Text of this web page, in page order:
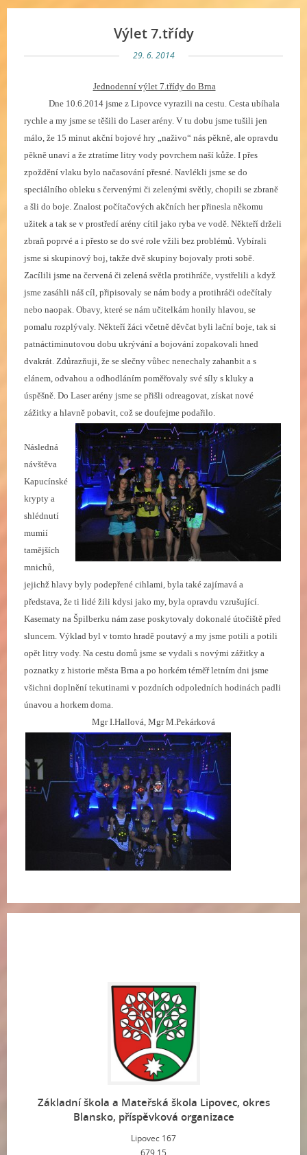
Výlet 7.třídy
29. 6. 2014
Jednodenní výlet 7.třídy do Brna
Dne 10.6.2014 jsme z Lipovce vyrazili na cestu. Cesta ubíhala
rychle a my jsme se těšili do Laser arény. V tu dobu jsme tušili jen
málo, že 15 minut akční bojové hry „naživo“ nás pěkně, ale opravdu
pěkně unaví a že ztratíme litry vody povrchem naší kůže. I přes
zpoždění vlaku bylo načasování přesné. Navlékli jsme se do
speciálního obleku s červenými či zelenými světly, chopili se zbraně
a šli do boje. Znalost počítačových akčních her přinesla někomu
užitek a tak se v prostředí arény cítil jako ryba ve vodě. Někteří drželi
zbraň poprvé a i přesto se do své role vžili bez problémů. Vybírali
jsme si skupinový boj, takže dvě skupiny bojovaly proti sobě.
Zacílili jsme na červená či zelená světla protihráče, vystřelili a když
jsme zasáhli náš cíl, připisovaly se nám body a protihráči odečítaly
nebo naopak. Obavy, které se nám učitelkám honily hlavou, se
pomalu rozplývaly. Někteří žáci včetně děvčat byli lační boje, tak si
patnáctiminutovou dobu ukrývání a bojování zopakovali hned
dvakrát. Zdůrazňuji, že se slečny vůbec nenechaly zahanbit a s
elánem, odvahou a odhodláním poměřovaly své síly s kluky a
úspěšně. Do Laser arény jsme se přišli odreagovat, získat nové
zážitky a hlavně pobavit, což se doufejme podařilo.
Následná
návštěva
Kapucínské
krypty a
shlédnutí
mumií
tamějších
mnichů,
jejichž hlavy byly podepřené cihlami, byla také zajímavá a
představa, že ti lidé žili kdysi jako my, byla opravdu vzrušující.
Kasematy na Špilberku nám zase poskytovaly dokonalé útočiště před
sluncem. Výklad byl v tomto hradě poutavý a my jsme potili a potili
opět litry vody. Na cestu domů jsme se vydali s novými zážitky a
poznatky z historie města Brna a po horkém téměř letním dni jsme
všichni doplnění tekutinami v pozdních odpoledních hodinách padli
únavou a horkem doma.
Mgr I.Hallová, Mgr M.Pekárková
Základní škola a Mateřská škola Lipovec, okres
Blansko, příspěvková organizace
Lipovec 167
679 15